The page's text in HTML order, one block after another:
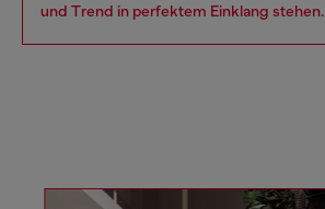
und Trend in perfektem Einklang stehen.